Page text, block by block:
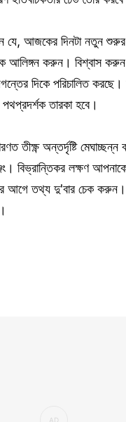
যে, আজকের দিনটা নতুন শুরুর
আলিঙ্গন করুন। বিশ্বাস করুন
দিকে পরিচালিত
তারকা হবে।
তীক্ষ্ণ অন্তর্দৃষ্টি
বিভ্রান্তিকর লক্ষণ
আগে তথ্য দু'বার চেক